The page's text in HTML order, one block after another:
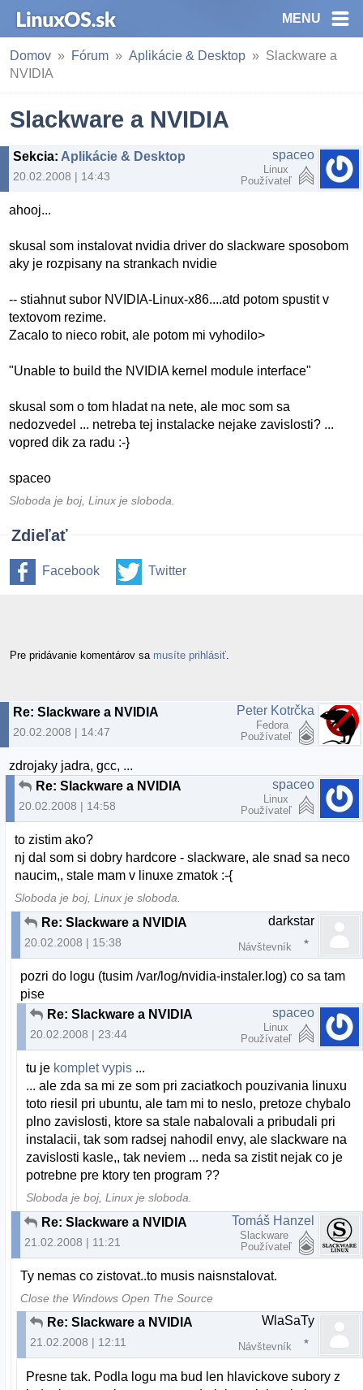
MENU
Domov Fórum Aplikácie & Desktop
Slackware a
NVIDIA
Slackware a NVIDIA
Sekcia: Aplikácie & Desktop
20.02.2008 | 14:43
spaceo
Linux
Používateľ
ahooj...
skusal som instalovat nvidia driver do slackware sposobom
aky je rozpisany na strankach nvidie
-- stiahnut subor NVIDIA-Linux-x86....atd potom spustit v
textovom rezime.
Zacalo to nieco robit, ale potom mi vyhodilo>
"Unable to build the NVIDIA kernel module interface"
skusal som o tom hladat na nete, ale moc som sa
nedozvedel ... netreba tej instalacke nejake zavislosti? ...
vopred dik za radu :-}
spaceo
Sloboda je boj, Linux je sloboda.
Zdieľať
Facebook Twitter
Pre pridávanie komentárov sa musíte prihlásiť
Re: Slackware a NVIDIA
20.02.2008 | 14:47
Peter Kotrčka
Fedora
Používateľ
zdrojaky jadra, gcc, ...
Re: Slackware a NVIDIA
20.02.2008 | 14:58
spaceo
Linux
Používateľ
to zistim ako?
nj dal som si dobry hardcore - slackware, ale snad sa neco
naucim,, stale mam v linuxe zmatok :-{
Sloboda je boj, Linux je sloboda.
Re: Slackware a NVIDIA
20.02.2008 | 15:38
darkstar
Návštevník
pozri do logu (tusim /var/log/nvidia-instaler.log) co sa tam
pise
Re: Slackware a NVIDIA
20.02.2008 | 23:44
spaceo
Linux
Používateľ
tu je komplet vypis ...
... ale zda sa mi ze som pri zaciatkoch pouzivania linuxu
toto riesil pri ubuntu, ale tam mi to neslo, pretoze chybalo
plno zavislosti, ktore sa stale nabalovali a pribudali pri
instalacii, tak som radsej nahodil envy, ale slackware na
zavislosti kasle,, tak neviem ... neda sa zistit nejak co je
potrebne pre ktory ten program ??
Sloboda je boj, Linux je sloboda.
Re: Slackware a NVIDIA
21.02.2008 | 11:21
Tomáš Hanzel
Slackware
Používateľ
Ty nemas co zistovat..to musis naisnstalovat.
Close the Windows Open The Source
Re: Slackware a NVIDIA
21.02.2008 | 12:11
WlaSaTy
Návštevník
Presne tak. Podla logu ma bud len hlavickove subory z